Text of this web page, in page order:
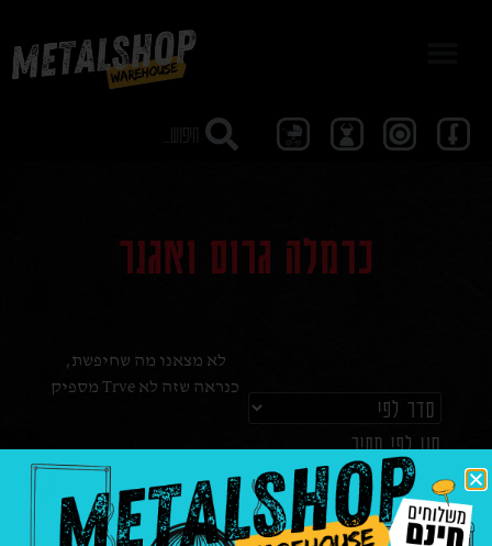
כרמלה גרוס ואגנר
סנן לפי מחיר
₪
8
—
₪
3008
לא מצאנו מה שחיפשת,
כנראה שזה לא Trve מספיק